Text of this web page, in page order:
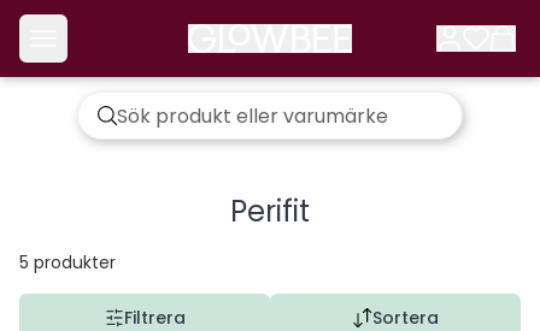
Perifit
5 produkter
Filtrera Sortera